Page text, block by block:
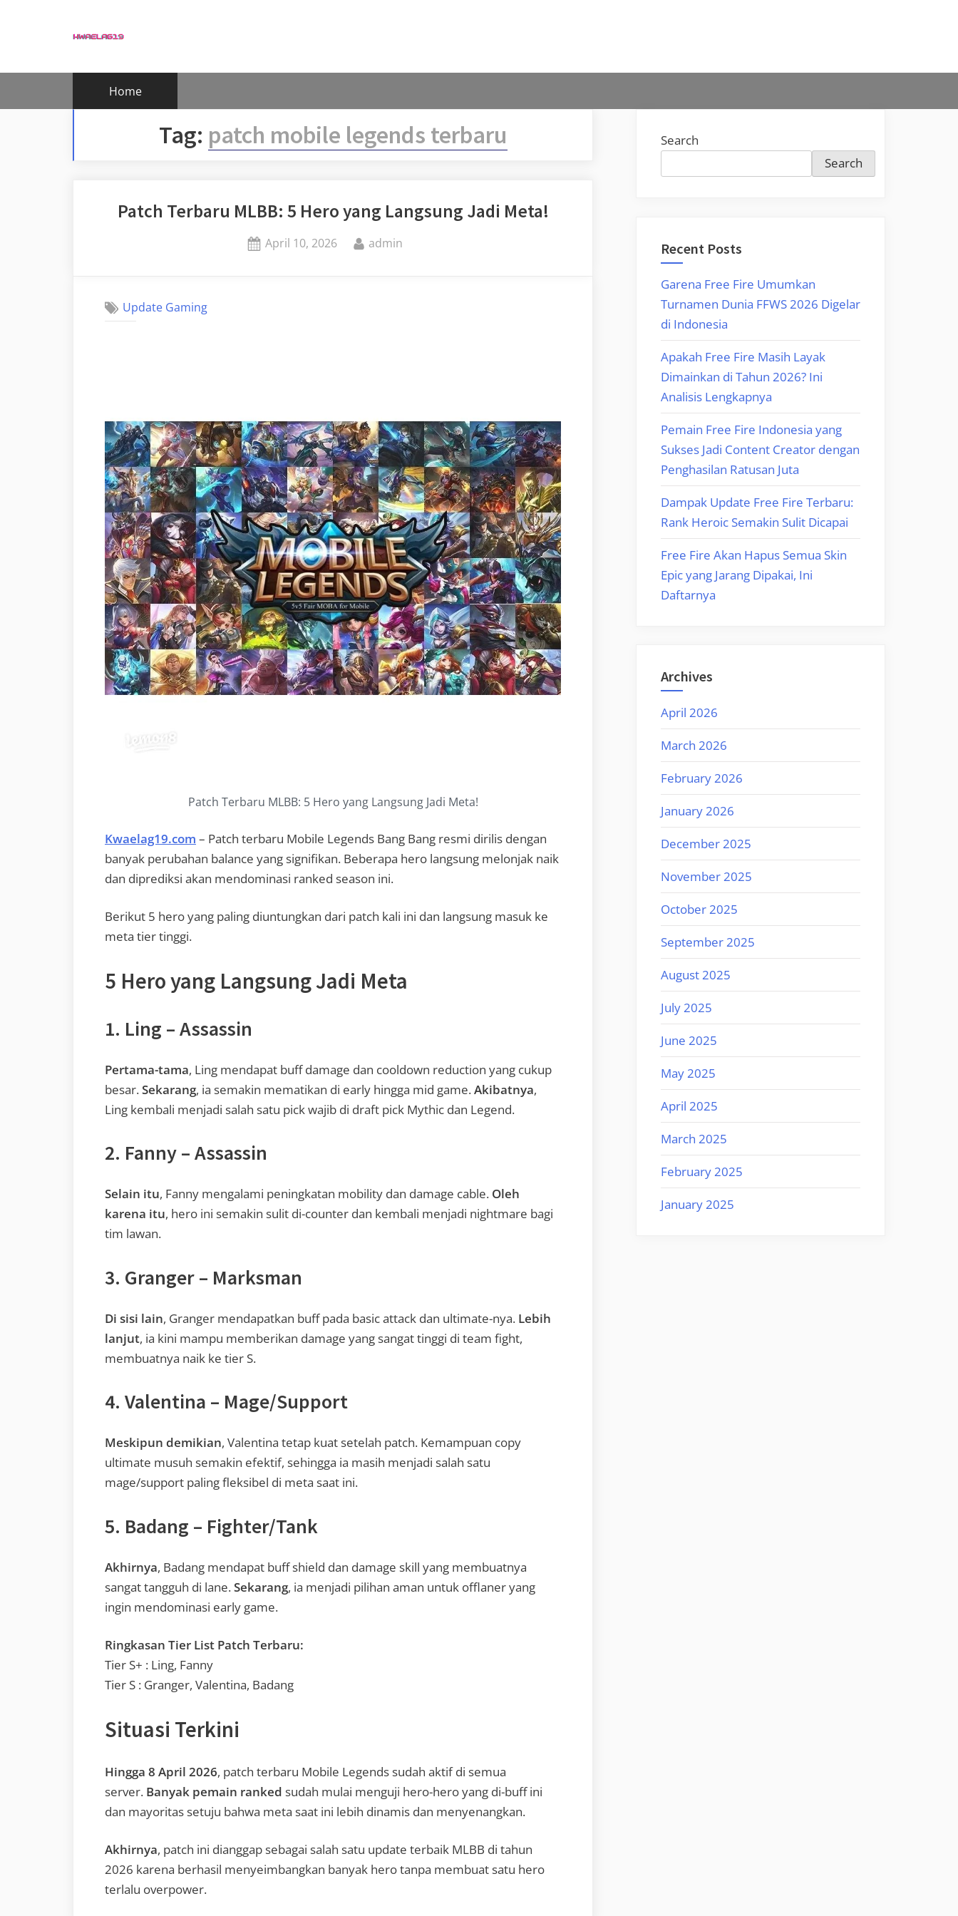
Home
Tag: patch mobile legends terbaru
Patch Terbaru MLBB: 5 Hero yang Langsung Jadi Meta!
Posted
April 10, 2026 By
admin
Update Gaming
Patch Terbaru MLBB: 5 Hero yang Langsung Jadi Meta!
Kwaelag19.com – Patch terbaru Mobile Legends Bang Bang resmi dirilis dengan
banyak perubahan balance yang signifikan. Beberapa hero langsung melonjak naik
dan diprediksi akan mendominasi ranked season ini.
Berikut 5 hero yang paling diuntungkan dari patch kali ini dan langsung masuk ke
meta tier tinggi.
5 Hero yang Langsung Jadi Meta
1. Ling – Assassin
Pertama-tama, Ling mendapat buff damage dan cooldown reduction yang cukup
besar.Sekarang, ia semakin mematikan di early hingga mid game.Akibatnya,
Ling kembali menjadi salah satu pick wajib di draft pick Mythic dan Legend.
2. Fanny – Assassin
Selain itu, Fanny mengalami peningkatan mobility dan damage cable. Oleh
karena itu, hero ini semakin sulit di-counter dan kembali menjadi nightmare bagi
tim lawan.
3. Granger – Marksman
Di sisi lain, Granger mendapatkan buff pada basic attack dan ultimate-nya. Lebih
lanjut, ia kini mampu memberikan damage yang sangat tinggi di team fight,
membuatnya naik ke tier S.
4. Valentina – Mage/Support
Meskipun demikian, Valentina tetap kuat setelah patch. Kemampuan copy
ultimate musuh semakin efektif, sehingga ia masih menjadi salah satu
mage/support paling fleksibel di meta saat ini.
5. Badang – Fighter/Tank
Akhirnya, Badang mendapat buff shield dan damage skill yang membuatnya
sangat tangguh di lane.Sekarang, ia menjadi pilihan aman untuk offlaner yang
ingin mendominasi early game.
Ringkasan Tier List Patch Terbaru:
Tier S+ : Ling, Fanny
Tier S : Granger, Valentina, Badang
Situasi Terkini
Hingga 8 April 2026, patch terbaru Mobile Legends sudah aktif di semua
server. Banyak pemain ranked sudah mulai menguji hero-hero yang di-buff ini
dan mayoritas setuju bahwa meta saat ini lebih dinamis dan menyenangkan.
Akhirnya, patch ini dianggap sebagai salah satu update terbaik MLBB di tahun
2026 karena berhasil menyeimbangkan banyak hero tanpa membuat satu hero
terlalu overpower.
Search
Search
Recent Posts
Garena Free Fire Umumkan
Turnamen Dunia FFWS 2026 Digelar
di Indonesia
Apakah Free Fire Masih Layak
Dimainkan di Tahun 2026? Ini
Analisis Lengkapnya
Pemain Free Fire Indonesia yang
Sukses Jadi Content Creator dengan
Penghasilan Ratusan Juta
Dampak Update Free Fire Terbaru:
Rank Heroic Semakin Sulit Dicapai
Free Fire Akan Hapus Semua Skin
Epic yang Jarang Dipakai, Ini
Daftarnya
Archives
April 2026
March 2026
February 2026
January 2026
December 2025
November 2025
October 2025
September 2025
August 2025
July 2025
June 2025
May 2025
April 2025
March 2025
February 2025
January 2025